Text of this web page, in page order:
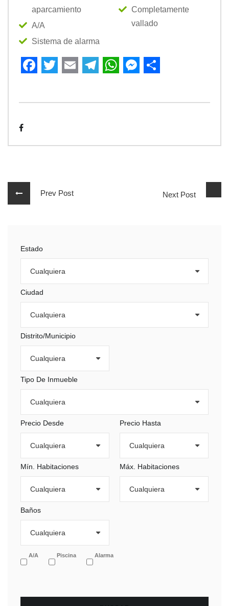
aparcamiento
A/A
Sistema de alarma
Completamente
vallado
Prev Post Next Post
Estado
Ciudad
Distrito/Municipio
Tipo De Inmueble
Precio Desde Precio Hasta
Mín. Habitaciones Máx. Habitaciones
Baños
A/A Piscina Alarma